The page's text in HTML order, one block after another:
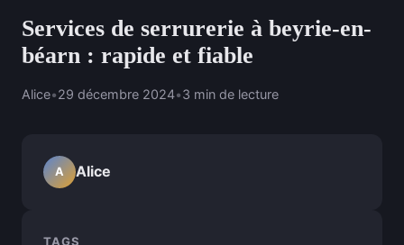
Services de serrurerie à beyrie-en-
béarn : rapide et fiable
Alice•29 décembre 2024•3 min de lecture
A Alice
TAGS